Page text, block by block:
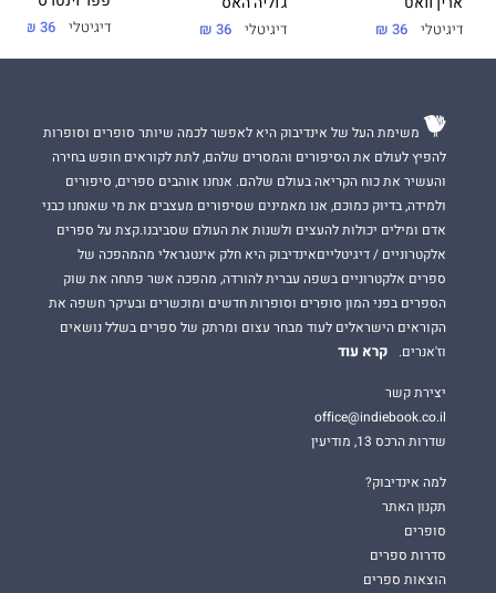
בריט בנסוןיצרה סיפור אהבה וסיפור על חורבן בעת ובעונה אחת,
דיגיטלי 36 ₪
דיגיטלי 36 ₪
דיגיטלי 36 ₪
משימת העל של אינדיבוק היא לאפשר לכמה שיותר סופרים וסופרות
להפיץ לעולם את הסיפורים והמסרים שלהם, לתת לקוראים חופש בחירה
והעשיר את כוח הקריאה בעולם שלהם. אנחנו אוהבים ספרים, סיפורים
ולמידה, בדיוק כמוכם, אנו מאמינים שסיפורים מעצבים את מי שאנחנו כבני
אדם ומילים יכולות להעצים ולשנות את העולם שסביבנו.קצת על ספרים
אלקטרוניים / דיגיטלייםאינדיבוק היא חלק אינטגראלי מהמהפכה של
ספרים אלקטרוניים בשפה עברית להורדה, מהפכה אשר פתחה את שוק
הספרים בפני המון סופרים וסופרות חדשים ומוכשרים ובעיקר חשפה את
הקוראים הישראלים לעוד מבחר עצום ומרתק של ספרים בשלל נושאים
וז'אנרים.
קרא עוד
יצירת קשר
office@indiebook.co.il
שדרות הרכס 13, מודיעין
למה אינדיבוק?
תקנון האתר
סופרים
סדרות ספרים
הוצאות ספרים